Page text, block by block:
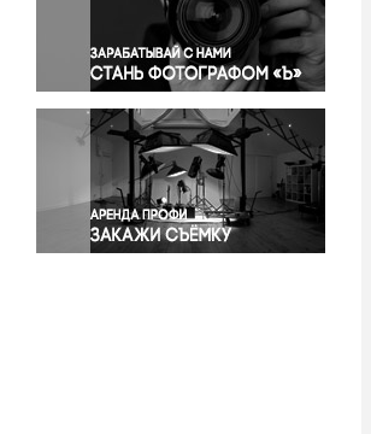
Правосудие
Происшествия и конфликты
Религия
Светская жизнь
Спорт
Экология
Экономика и бизнес